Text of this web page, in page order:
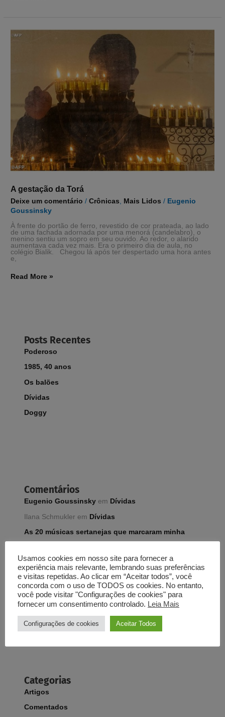
A gestação da Torá
Deixe um comentário /Crônicas Mais Lidos / Eugenio
Goussinsky
À frente do portão de ferro, revestido de cor prateada, ao lado
de uma fachada adornada por uma menorá (candelabro), o
menino sentiu um sopro em seu ouvido. Ao redor, o alarido
aumentava cada vez mais. Era o primeiro dia de aula, no
colégio Bialik. Chegou lá após ter despertado uma hora antes
e,
A
Read More »
Posts Recentes
Poderoso
1985, 40 anos
Os balões
Dívidas
Doggy
Comentários
Eugenio Goussinsky em Dívidas
Ilana Schmukler em Dívidas
As 20 músicas sertanejas que marcaram minha
Eugenio GoussinskyemA maior torcida, de pai
para filho
José Luiz Gomes do Amaral emA maior torcida, de
pai para filho
Categorias
Artigos
Comentados
Usamos cookies em nosso site para fornecer a
experiência mais relevante, lembrando suas preferências
e visitas repetidas. Ao clicar em “Aceitar todos”, você
concorda com o uso de TODOS os cookies. No entanto,
você pode visitar "Configurações de cookies" para
fornecer um consentimento controlado. Leia Mais
Configurações de cookies Aceitar Todos